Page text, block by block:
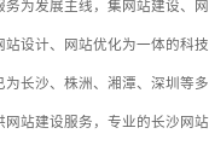
务为发展主线，集网站建设、网
站设计、网站优化为一体的科技
为长沙、株洲、湘潭、深圳等多
网站建设服务，专业的长沙网站